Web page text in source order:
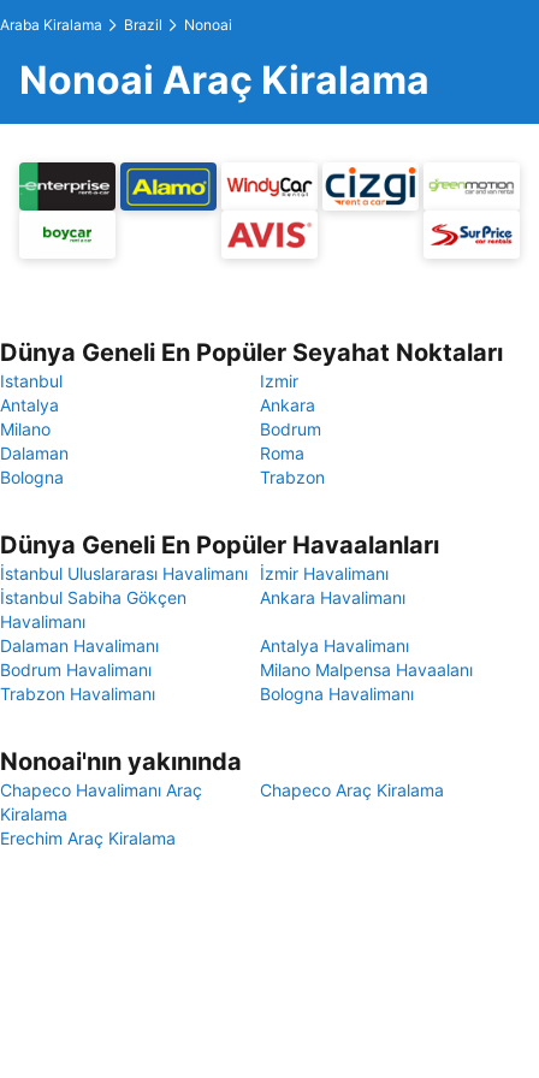
Araba Kiralama Brazil Nonoai
Nonoai Araç Kiralama
Dünya Geneli En Popüler Seyahat Noktaları
Istanbul
Izmir
Antalya
Ankara
Milano
Bodrum
Dalaman
Roma
Bologna
Trabzon
Dünya Geneli En Popüler Havaalanları
İstanbul Uluslararası Havalimanı
İzmir Havalimanı
İstanbul Sabiha Gökçen
Havalimanı
Ankara Havalimanı
Dalaman Havalimanı
Antalya Havalimanı
Bodrum Havalimanı
Milano Malpensa Havaalanı
Trabzon Havalimanı
Bologna Havalimanı
Nonoai'nın yakınında
Chapeco Havalimanı Araç
Kiralama
Chapeco Araç Kiralama
Erechim Araç Kiralama